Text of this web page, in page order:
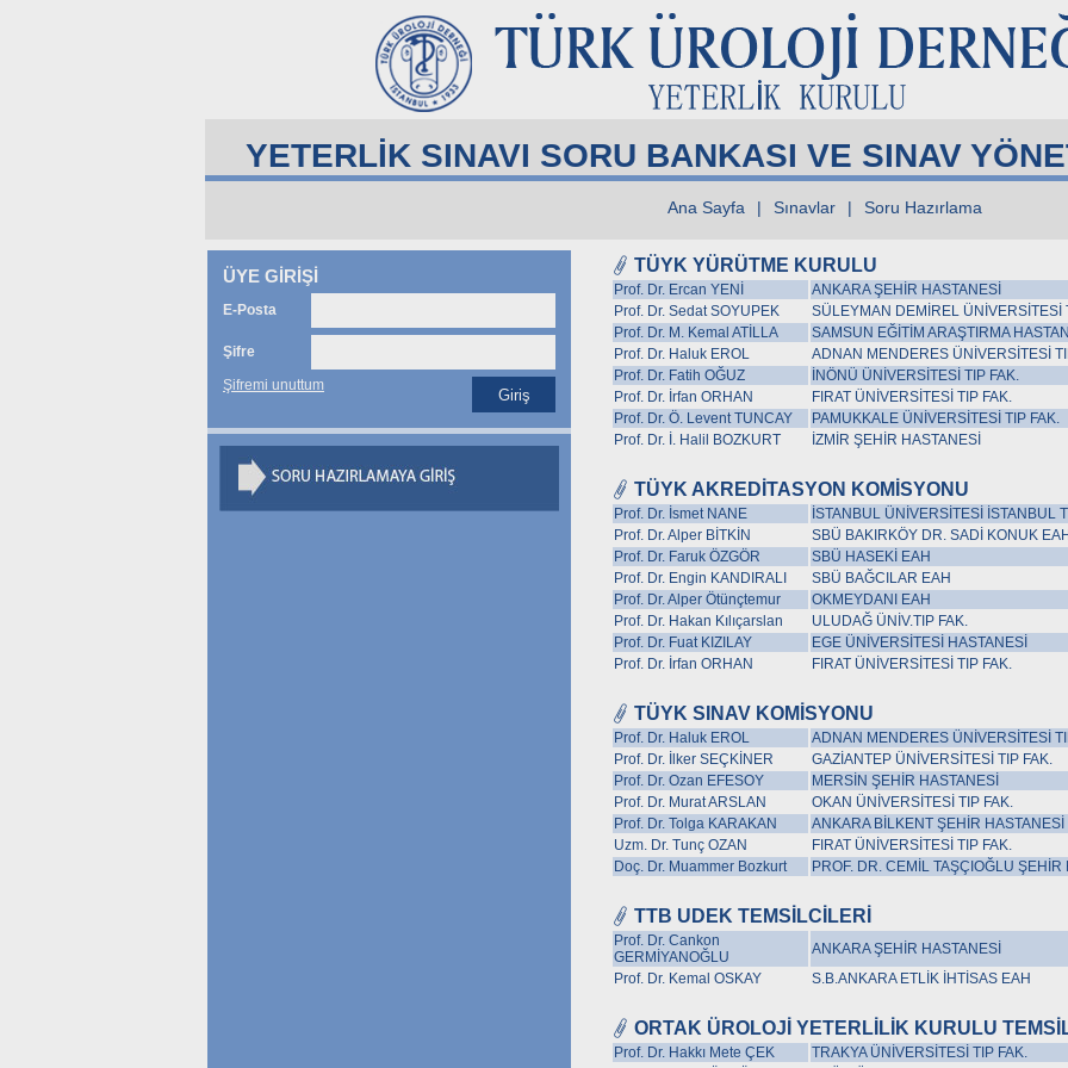
YETERLİK SINAVI SORU BANKASI VE SINAV
Ana Sayfa | Sınavlar | Soru Hazırlama
ÜYE GİRİŞİ
E-Posta
Şifre
Şifremi unuttum
TÜYK YÜRÜTME KURULU
Prof. Dr. Ercan YENİ
ANKARA ŞEHİR HASTANESİ
Prof. Dr. Sedat SOYUPEK
SÜLEYMAN DEMİREL ÜNİVERSİTESİ
Prof. Dr. M. Kemal ATİLLA
SAMSUN EĞİTİM ARAŞTIRMA
Prof. Dr. Haluk EROL
ADNAN MENDERES ÜNİVERSİTESİ
Prof. Dr. Fatih OĞUZ
İNÖNÜ ÜNİVERSİTESİ TIP FAK.
Prof. Dr. İrfan ORHAN
FIRAT ÜNİVERSİTESİ TIP FAK.
Prof. Dr. Ö. Levent TUNCAY
PAMUKKALE ÜNİVERSİTESİ TIP FAK.
Prof. Dr. İ. Halil BOZKURT
İZMİR ŞEHİR HASTANESİ
TÜYK AKREDİTASYON KOMİSYONU
Prof. Dr. İsmet NANE
İSTANBUL ÜNİVERSİTESİ İSTANBUL
Prof. Dr. Alper BİTKİN
SBÜ BAKIRKÖY DR. SADİ KONUK EAH
Prof. Dr. Faruk ÖZGÖR
SBÜ HASEKİ EAH
Prof. Dr. Engin KANDIRALI
SBÜ BAĞCILAR EAH
Prof. Dr. Alper Ötünçtemur
OKMEYDANI EAH
Prof. Dr. Hakan Kılıçarslan
ULUDAĞ ÜNİV.TIP FAK.
Prof. Dr. Fuat KIZILAY
EGE ÜNİVERSİTESİ HASTANESİ
Prof. Dr. İrfan ORHAN
FIRAT ÜNİVERSİTESİ TIP FAK.
TÜYK SINAV KOMİSYONU
Prof. Dr. Haluk EROL
ADNAN MENDERES ÜNİVERSİTESİ
Prof. Dr. İlker SEÇKİNER
GAZİANTEP ÜNİVERSİTESİ TIP FAK.
Prof. Dr. Ozan EFESOY
MERSİN ŞEHİR HASTANESİ
Prof. Dr. Murat ARSLAN
OKAN ÜNİVERSİTESİ TIP FAK.
Prof. Dr. Tolga KARAKAN
ANKARA BİLKENT ŞEHİR HASTANESİ
Uzm. Dr. Tunç OZAN
FIRAT ÜNİVERSİTESİ TIP FAK.
Doç. Dr. Muammer Bozkurt
PROF. DR. CEMİL TAŞÇIOĞLU ŞEHİR
TTB UDEK TEMSİLCİLERİ
Prof. Dr. Cankon
GERMİYANOĞLU
ANKARA ŞEHİR HASTANESİ
Prof. Dr. Kemal OSKAY
S.B.ANKARA ETLİK İHTİSAS EAH
ORTAK ÜROLOJİ YETERLİLİK KURULU
Prof. Dr. Hakkı Mete ÇEK
TRAKYA ÜNİVERSİTESİ TIP FAK.